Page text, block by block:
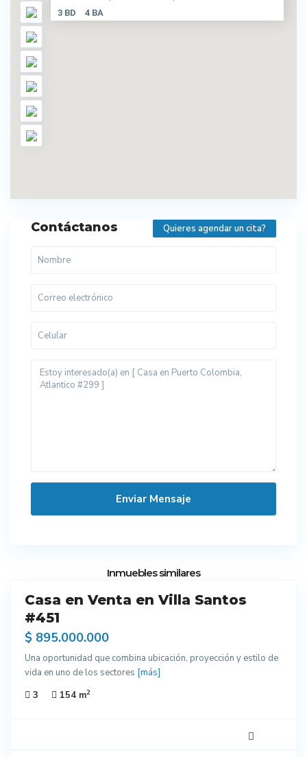
3 BD 4 BA
Contáctanos Quieres agendar un cita?
Inmuebles similares
Casa en Venta en Villa Santos
#451
$ 895.000.000
Una oportunidad que combina ubicación, proyección y estilo de
vida en uno de los sectores [más]
3
154 m2